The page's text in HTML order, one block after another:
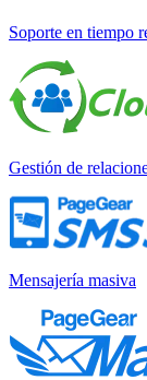
Soporte en tiempo
Gestión de
Mensajería masiva